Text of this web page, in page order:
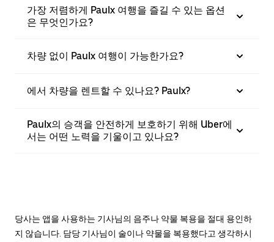
가장 저렴하게 Paulx 여행을 즐길 수 있는 옵션
은 무엇인가요?
차량 없이 Paulx 여행이 가능한가요?
에서 차량을 렌트할 수 있나요? Paulx?
Paulx의 승객을 안전하게 보호하기 위해 Uber에
서는 어떤 노력을 기울이고 있나요?
당사는 앱을 사용하는 기사님의 음주나 약물 복용을 절대 용인하
지 않습니다. 담당 기사님이 술이나 약물을 복용했다고 생각하시